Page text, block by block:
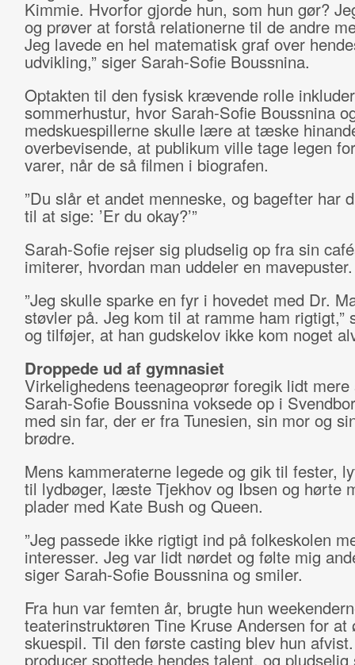
Kimmie. Hvorfor gjorde hun, som hun gør?
og prøver at forstå relationerne til de andre
Jeg lavede en hel matematisk graf over
udvikling,” siger Sarah-Sofie Boussnina.
Optakten til den fysisk krævende rolle
sommerhustur, hvor Sarah-Sofie Boussnina
medskuespillerne skulle lære at tæske
overbevisende, at publikum ville tage legen
varer, når de så filmen i biografen.
”Du slår et andet menneske, og bagefter har
til at sige: ’Er du okay?’”
Sarah-Sofie rejser sig pludselig op fra sin
imiterer, hvordan man uddeler en mavepuster.
”Jeg skulle sparke en fyr i hovedet med Dr.
støvler på. Jeg kom til at ramme ham rigtigt,”
og tilføjer, at han gudskelov ikke kom noget
Droppede ud af gymnasiet
Virkelighedens teenageoprør foregik lidt
Sarah-Sofie Boussnina voksede op i
med sin far, der er fra Tunesien, sin mor og
brødre.
Mens kammeraterne legede og gik til fester,
til lydbøger, læste Tjekhov og Ibsen og hørte
plader med Kate Bush og Queen.
”Jeg passede ikke rigtigt ind på folkeskolen
interesser. Jeg var lidt nørdet og følte mig
siger Sarah-Sofie Boussnina og smiler.
Fra hun var femten år, brugte hun
teaterinstruktøren Tine Kruse Andersen for at
skuespil. Til den første casting blev hun
producer spottede hendes talent, og pludselig